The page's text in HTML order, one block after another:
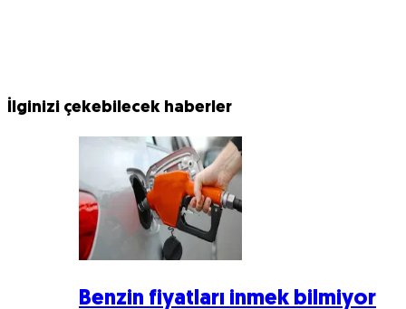
İlginizi çekebilecek haberler
Benzin fiyatları inmek bilmiyor